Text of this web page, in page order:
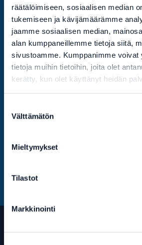
räätälöimiseen, sosiaalisen median
tukemiseen ja kävijämäärämme
jaamme sosiaalisen median,
alan kumppaneillemme tietoja siitä,
sivustoamme. Kumppanimme voivat
tietoja muihin tietoihin, joita olet
kerätty, kun olet käyttänyt heidän
valinta
Välttämätön
Mieltymykset
Tilastot
Markkinointi
Pysy kärryillä Decensin ja koko IT-
Tässä kyydissä kannattaa pysyä –
näkökulmia IT-kumppanuuteen ja
Kerromme asiantuntijoidemme
avaamme heimolaistemme arkea.
suoraan sähköpostiisi. Emme viesti
perua tilauksesi milloin vain.